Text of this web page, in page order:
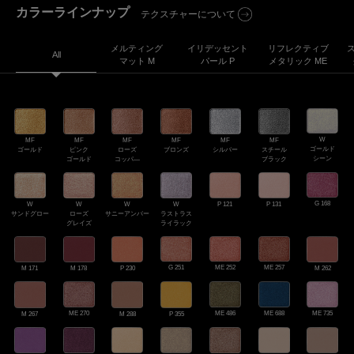
カラーラインナップ テクスチャーについて
All
メルティング
マット M
イリデッセント
パール P
リフレクティブ
メタリック ME
MF
ゴールド
MF
ピンク
ゴールド
MF
ローズ
コッパ―
MF
ブロンズ
MF
シルバー
MF
スチール
ブラック
W
ゴールド
シーン
W
サンドグロー
W
ローズ
グレイズ
W
サニーアンバー
W
ラストラス
ライラック
P 121 P 131 G 168
M 171 M 178 P 230 G 251 ME 252 ME 257 M 262
M 267 ME 270 M 288 P 355 ME 486 ME 688 ME 735